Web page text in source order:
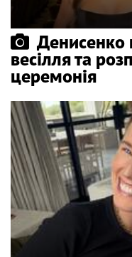
Денисенко
весілля та
церемонія